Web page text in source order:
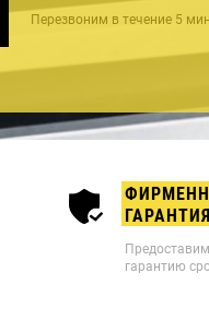
Перезвоним в течение 5
ГАРАНТИЯ
гарантию